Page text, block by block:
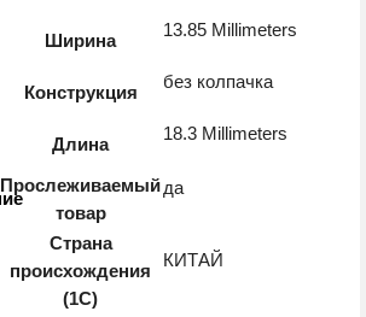
Ширина
13.85 Millimeters
Конструкция
без колпачка
Длина
18.3 Millimeters
Прослеживаемый
товар
да
Страна
происхождения
(1С)
КИТАЙ